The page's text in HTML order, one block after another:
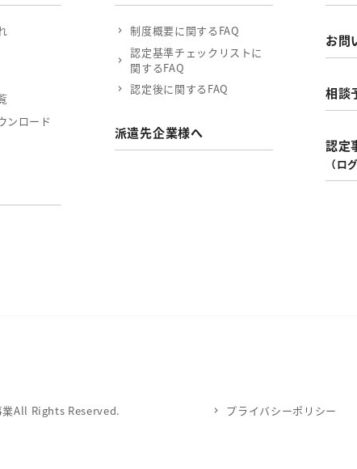
ンロード
制度概要に関するFAQ
認定基準チェックリストに
関するFAQ
認定後に関するFAQ
派遣先企業様へ
お問
相談
認定
（ロ
業All Rights Reserved. プライバシーポリシー